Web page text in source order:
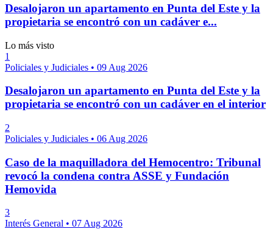
Desalojaron un apartamento en Punta del Este y la
propietaria se encontró con un cadáver e...
Lo más visto
1
Policiales y Judiciales • 09 Aug 2026
Desalojaron un apartamento en Punta del Este y la
propietaria se encontró con un cadáver en el interior
2
Policiales y Judiciales • 06 Aug 2026
Caso de la maquilladora del Hemocentro: Tribunal
revocó la condena contra ASSE y Fundación
Hemovida
3
Interés General • 07 Aug 2026